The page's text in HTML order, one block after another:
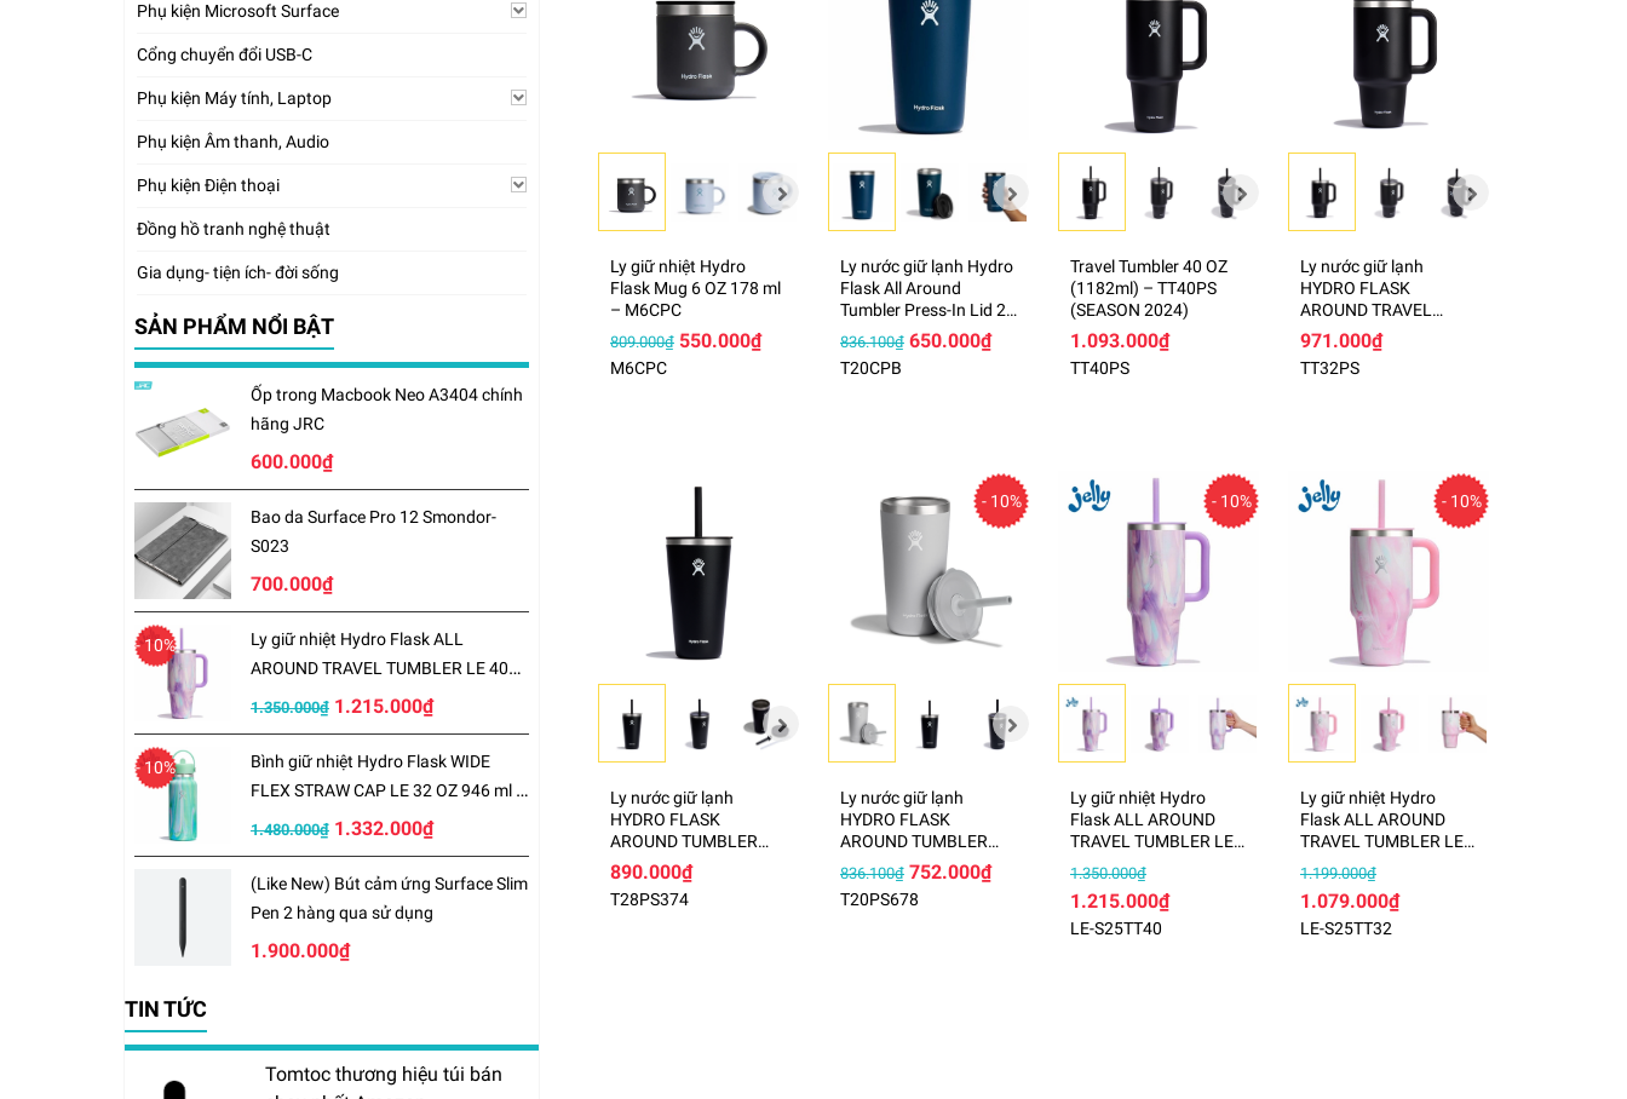
Ly giữ nhiệt Hydro
Flask Mug 6 OZ 178 ml
– M6CPC
809.000₫ 550.000₫
M6CPC
Ly nước giữ lạnh Hydro
Flask All Around
Tumbler Press-In Lid 20
oz – T20CPB (Season
2024).
836.100₫ 650.000₫
T20CPB
Travel Tumbler 40 OZ
(1182ml)​ – TT40PS
(SEASON 2024)
1.093.000₫
TT40PS
Ly nước giữ lạnh
HYDRO FLASK
AROUND TRAVEL
TUMBLER 32 OZ​
(946ml) – TT32PS
(SEASON 2024)
971.000₫
TT32PS
Ly nước giữ lạnh
HYDRO FLASK
AROUND TUMBLER
STRAW LID 28 OZ
(827ml) – T28PS
(SEASON 2024)
890.000₫
T28PS374
- 10%
Ly nước giữ lạnh
HYDRO FLASK
AROUND TUMBLER
STRAW LID 20 OZ
(591ml) – T20PS
(SEASON 2024)
836.100₫ 752.000₫
T20PS678
- 10%
Ly giữ nhiệt Hydro
Flask ALL AROUND
TRAVEL TUMBLER LE
40 OZ 1183 ml – LE-
S25TT40
1.350.000₫
1.215.000₫
LE-S25TT40
- 10%
Ly giữ nhiệt Hydro
Flask ALL AROUND
TRAVEL TUMBLER LE
32 OZ 946 ml – LE-
S25TT32
1.199.000₫
1.079.000₫
LE-S25TT32
Phụ kiện Microsoft Surface
Cổng chuyển đổi USB-C
Phụ kiện Máy tính, Laptop
Phụ kiện Âm thanh, Audio
Phụ kiện Điện thoại
Đồng hồ tranh nghệ thuật
Gia dụng- tiện ích- đời sống
SẢN PHẨM NỔI BẬT
Ốp trong Macbook Neo A3404 chính
hãng JRC
600.000₫
Bao da Surface Pro 12 Smondor-
S023
700.000₫
Ly giữ nhiệt Hydro Flask ALL
AROUND TRAVEL TUMBLER LE 40
OZ 1183 ml – LE-S25TT40
1.350.000₫ 1.215.000₫
- 10%
Bình giữ nhiệt Hydro Flask WIDE
FLEX STRAW CAP LE 32 OZ 946 ml –
LE-S25W32
1.480.000₫ 1.332.000₫
- 10%
(Like New) Bút cảm ứng Surface Slim
Pen 2 hàng qua sử dụng
1.900.000₫
TIN TỨC
Tomtoc thương hiệu túi bán